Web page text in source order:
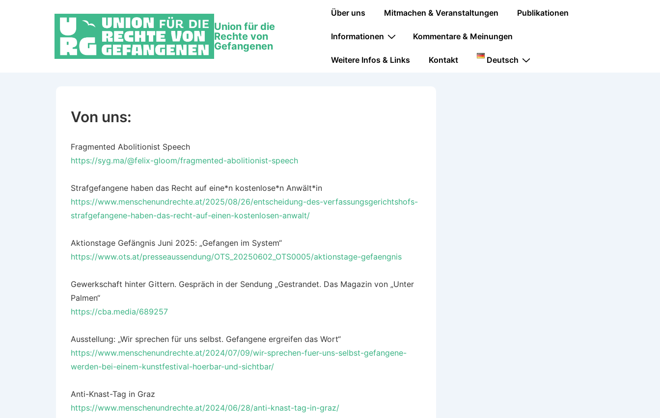
Union für die
Rechte von
Gefangenen
Über uns Mitmachen & Veranstaltungen Publikationen
Informationen Kommentare & Meinungen
Weitere Infos & Links Kontakt Deutsch
Von uns:
Fragmented Abolitionist Speech
https://syg.ma/@felix-gloom/fragmented-abolitionist-speech
Strafgefangene haben das Recht auf eine*n kostenlose*n Anwält*in
https://www.menschenundrechte.at/2025/08/26/entscheidung-des-verfassungsgerichtshofs-
strafgefangene-haben-das-recht-auf-einen-kostenlosen-anwalt/
Aktionstage Gefängnis Juni 2025: „Gefangen im System“
https://www.ots.at/presseaussendung/OTS_20250602_OTS0005/aktionstage-gefaengnis
Gewerkschaft hinter Gittern. Gespräch in der Sendung „Gestrandet. Das Magazin von „Unter
Palmen“
https://cba.media/689257
Ausstellung: „Wir sprechen für uns selbst. Gefangene ergreifen das Wort“
https://www.menschenundrechte.at/2024/07/09/wir-sprechen-fuer-uns-selbst-gefangene-
werden-bei-einem-kunstfestival-hoerbar-und-sichtbar/
Anti-Knast-Tag in Graz
https://www.menschenundrechte.at/2024/06/28/anti-knast-tag-in-graz/